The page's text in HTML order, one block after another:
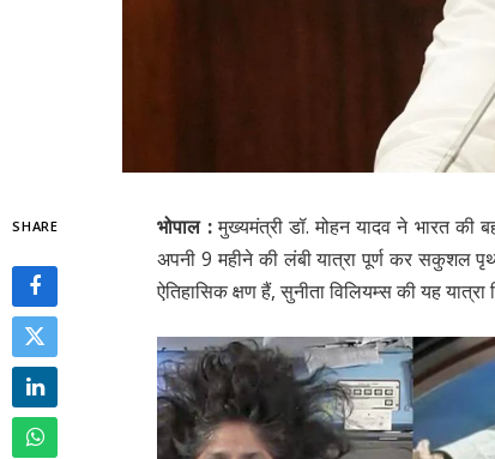
SHARE भोपाल :मुख्यमंत्री डॉ. मोहन यादव ने भारत की
अपनी 9 महीने की लंबी यात्रा पूर्ण कर सकुशल
ऐतिहासिक क्षण हैं, सुनीता विलियम्स की यह